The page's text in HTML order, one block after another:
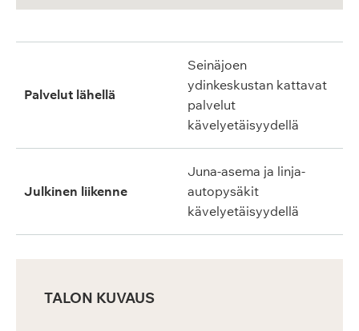
Palvelut lähellä
Seinäjoen
ydinkeskustan kattavat
palvelut
kävelyetäisyydellä
Julkinen liikenne
Juna-asema ja linja-
autopysäkit
kävelyetäisyydellä
TALON KUVAUS